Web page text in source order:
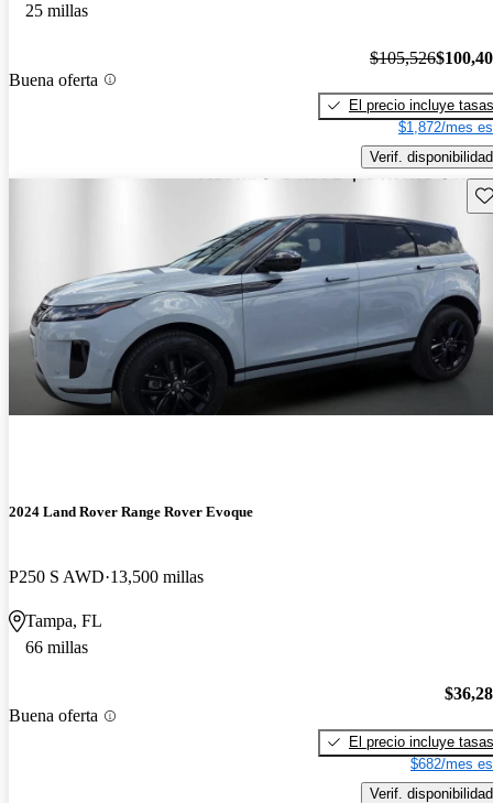
25 millas
Buena oferta
$105,526
El precio incluye tasas
$1,872/mes
Verif. disponibilidad
2024 Land Rover Range Rover Evoque
P250 S AWD 13,500 millas
Tampa, FL
66 millas
Buena oferta
El precio incluye tasas
$682/mes
Verif. disponibilidad